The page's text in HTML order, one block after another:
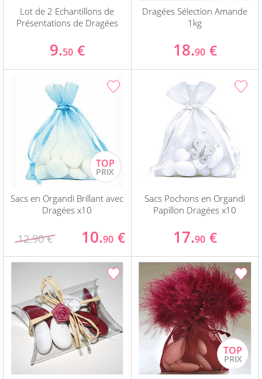
Lot de 2 Echantillons de
Présentations de Dragées
9.50 €
Dragées Sélection Amande
1kg
18.90 €
Sacs en Organdi Brillant avec
Dragées x10
12.90 € 10.90 €
Sacs Pochons en Organdi
Papillon Dragées x10
17.90 €